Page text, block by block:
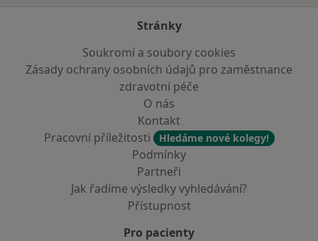
Stránky
Soukromí a soubory cookies
Zásady ochrany osobních údajů pro zaměstnance
zdravotní péče
O nás
Kontakt
Pracovní příležitosti
Hledáme nové kolegy!
Podmínky
Partneři
Jak řadíme výsledky vyhledávání?
Přístupnost
Pro pacienty